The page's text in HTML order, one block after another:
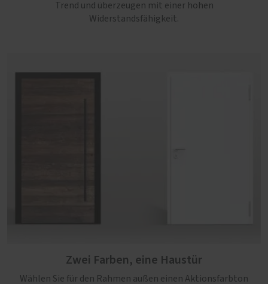
Trend und überzeugen mit einer hohen
Widerstandsfähigkeit.
Zwei Farben, eine Haustür
Wählen Sie für den Rahmen außen einen Aktionsfarbton